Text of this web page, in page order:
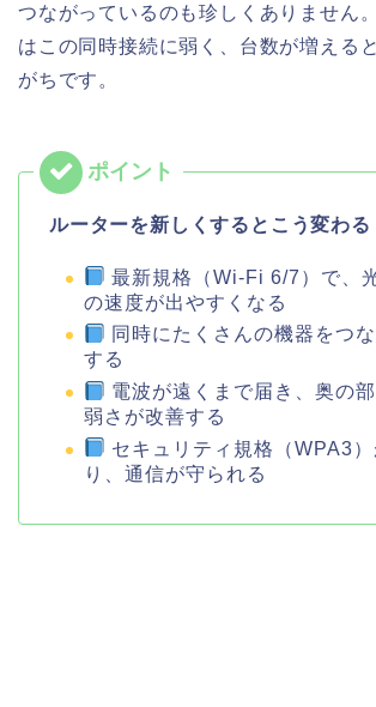
つながっているのも珍しくありません
はこの同時接続に弱く、台数が増える
がちです。
ルーターを新しくするとこう変わる
最新規格（Wi-Fi 6/7）で、
の速度が出やすくなる
同時にたくさんの機器をつ
する
電波が遠くまで届き、奥の
弱さが改善する
セキュリティ規格（WPA3
り、通信が守られる